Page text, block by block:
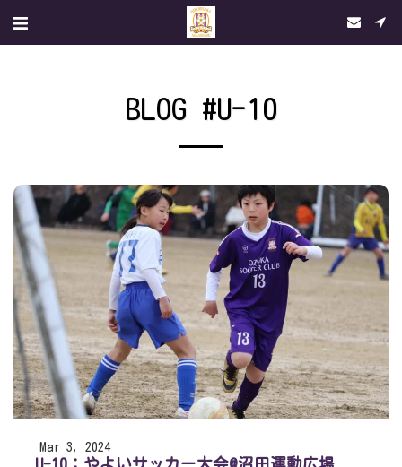
BLOG #U-10
Mar 3, 2024
U-10：やよいサッカー大会@沼田運動広場